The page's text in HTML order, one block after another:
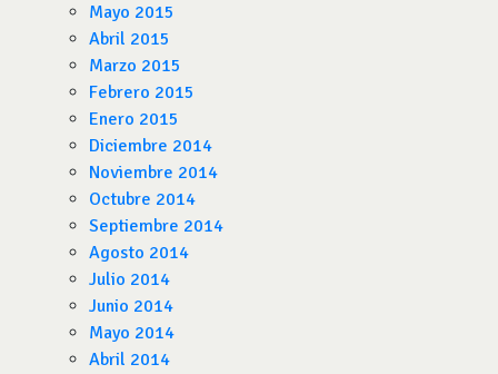
Mayo 2015
Abril 2015
Marzo 2015
Febrero 2015
Enero 2015
Diciembre 2014
Noviembre 2014
Octubre 2014
Septiembre 2014
Agosto 2014
Julio 2014
Junio 2014
Mayo 2014
Abril 2014